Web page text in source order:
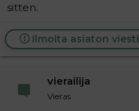
sitten.
Ilmoita asiaton viesti
vierailija
Vieras